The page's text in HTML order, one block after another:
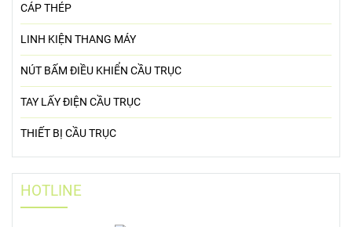
CÁP THÉP
LINH KIỆN THANG MÁY
NÚT BẤM ĐIỀU KHIỂN CẦU TRỤC
TAY LẤY ĐIỆN CẦU TRỤC
THIẾT BỊ CẦU TRỤC
HOTLINE